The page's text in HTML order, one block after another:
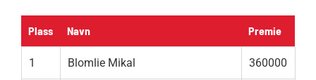
Plass Navn Premie
1 Blomlie Mikal 360000